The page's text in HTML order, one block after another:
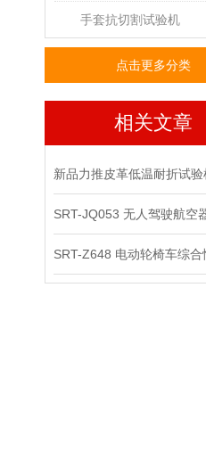
手套抗切割试验机
点击更多分类
相关文章